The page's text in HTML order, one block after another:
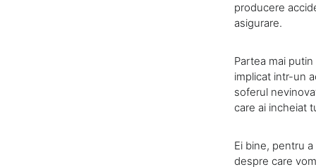
producere
asigurare.
Partea mai
implicat intr-un
soferul
care ai incheiat
Ei bine, pentru
despre care